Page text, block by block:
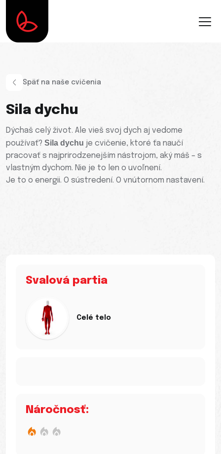
Späť na naše cvičenia
Sila dychu
Dýchaš celý život. Ale vieš svoj dych aj vedome
používať? Sila dychu je cvičenie, ktoré ťa naučí
pracovať s najprirodzenejším nástrojom, aký máš – s
vlastným dychom. Nie je to len o uvoľnení.
Je to o energii. O sústredení. O vnútornom nastavení.
Svalová partia
Celé telo
Náročnosť: